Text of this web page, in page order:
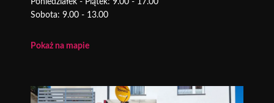
Sobota: 9.00 - 13.00
Pokaż na mapie